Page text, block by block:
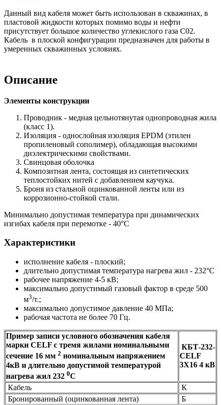
Данный вид кабеля может быть использован в скважинах, в
пластовой жидкости которых помимо воды и нефти
присутствует большое количество углекислого газа С02.
Кабель в плоской конфигурации предназначен для работы в
умеренных скважинных условиях.
Описание
Элементы конструкции
Проводник - медная цельнотянутая однопроводная жила
(класс 1).
Изоляция - однослойная изоляция EPDM (этилен
пропиленовый сополимер), обладающая высокими
диэлектрическими свойствами.
Свинцовая оболочка
Композитная лента, состоящая из синтетических
теплостойких нитей с добавлением каучука.
Броня из стальной оцинкованной ленты или из
коррозионно-стойкой стали.
Минимально допустимая температура при динамических
изгибах кабеля при перемотке - 40°С
Характеристики
исполнение кабеля - плоский;
длительно допустимая температура нагрева жил - 232°С
рабочее напряжение 4-5 кВ;
максимально допустимый газовый фактор в среде 500
м3/т.;
максимально допустимое давление 40 МПа;
рабочая частота не более 70 Гц.
Пример записи условного обозначения кабеля
марки CELF с тремя жилами номинальными
сечение 16 мм 2 номинальным напряжением
4кВ и длительно допустимой температурой
нагрева жил 232 0C
КБТ-232-
CELF
3Х16 4 кВ
Кабель
К
Бронированный (оцинкованная лента)
Б